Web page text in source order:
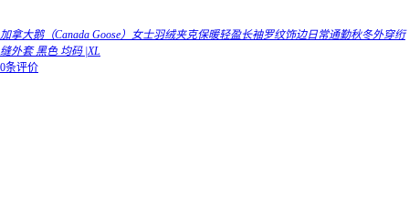
加拿大鹅（Canada Goose）女士羽绒夹克保暖轻盈长袖罗纹饰边日常通勤秋冬外穿绗
缝外套 黑色 均码 |XL
0条评价